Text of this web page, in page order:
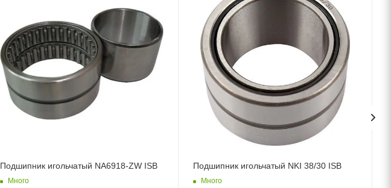
Подшипник игольчатый NA6918-ZW ISB
Много
Подшипник игольчатый NKI 38/30 ISB
Много